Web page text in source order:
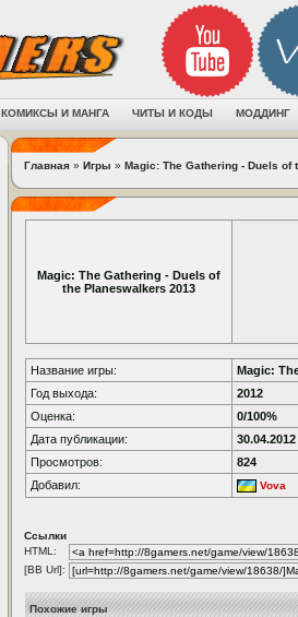
КОМИКСЫ И МАНГА ЧИТЫ И КОДЫ МОДДИНГ
Главная » Игры » Magic: The Gathering - Duels
Magic: The Gathering - Duels of
the Planeswalkers 2013
Название игры:
Magic:
Год выхода:
2012
Оценка:
0/100%
Дата публикации:
30.04.2012
Просмотров:
824
Добавил:
Vova
Ссылки
HTML:
[BB Url]:
Похожие игры